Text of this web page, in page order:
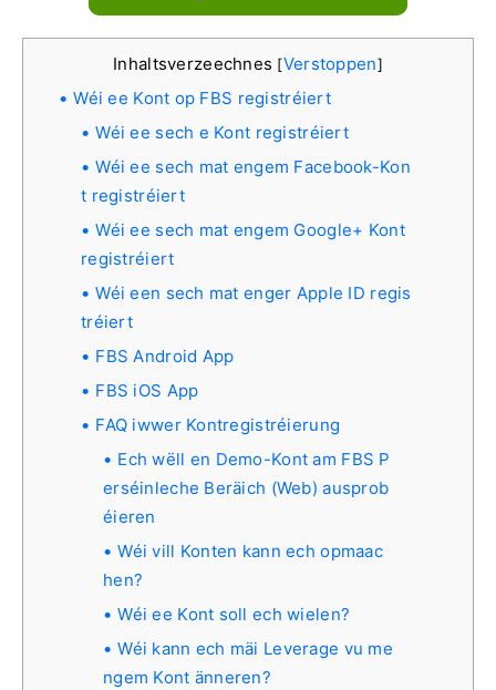
Inhaltsverzeechnes [Verstoppen]
Wéi ee Kont op FBS registréiert
Wéi ee sech e Kont registréiert
Wéi ee sech mat engem Facebook-Kon
t registréiert
Wéi ee sech mat engem Google+ Kont
registréiert
Wéi een sech mat enger Apple ID regis
tréiert
FBS Android App
FBS iOS App
FAQ iwwer Kontregistréierung
Ech wëll en Demo-Kont am FBS P
erséinleche Beräich (Web) ausprob
éieren
Wéi vill Konten kann ech opmaac
hen?
Wéi ee Kont soll ech wielen?
Wéi kann ech mäi Leverage vu me
ngem Kont änneren?